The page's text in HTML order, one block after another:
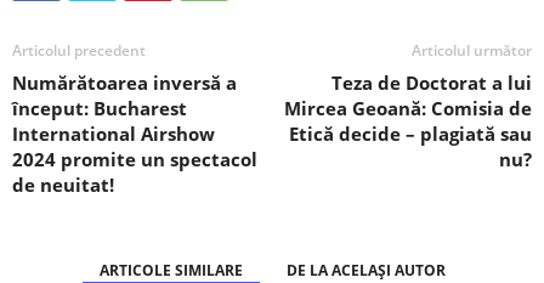
Articolul precedent
Numărătoarea inversă a
început: Bucharest
International Airshow
2024 promite un spectacol
de neuitat!
Articolul următor
Teza de Doctorat a lui
Mircea Geoană: Comisia de
Etică decide – plagiată sau
nu?
ARTICOLE SIMILARE DE LA ACELAȘI AUTOR